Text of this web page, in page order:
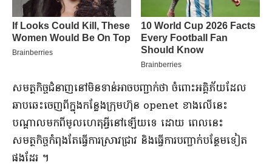
សមត្ថកិច្ច​ជំនាញ​នៅ​មិនទាន់​អាច​បញ្ជាក់​ថា ចំពោះ​អគ្គិភ័យ​ដែល​
ឆាបឆេះ​ចេញពី​ក្នុង​កន្លែង​ក្រុមហ៊ុន openet ខាងលើ​នេះ​
បណ្តាល​មកពី​មូលហេតុ​អ្វី​នៅ​ឡើយ​ទេ ដោយ ពេលនេះ
សមត្ថកិច្ច​កំពុងតែ​ធ្វើ​ការស្រាវជ្រាវ និង​ធ្វើការ​បញ្ជាក់​បន្ថែម​ទៀត​
ផងដែរ ។​